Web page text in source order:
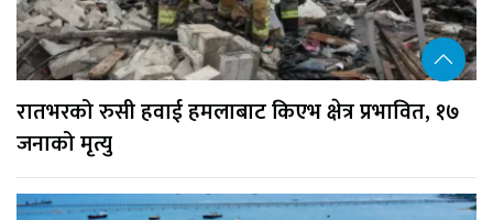
रातभरको रुसी हवाई हमलाबाट किएभ क्षेत्र प्रभावित, १७
जनाको मृत्यु